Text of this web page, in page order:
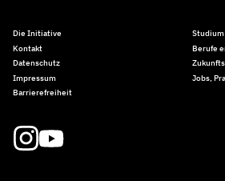
Die Initiative
Kontakt
Datenschutz
Impressum
Barrierefreiheit
Berufe
Jobs,